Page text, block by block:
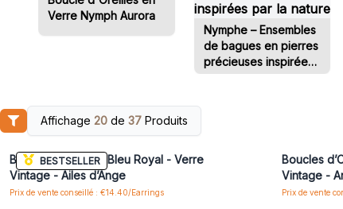
Verre Nymph Aurora
Nymphe – Ensembles
de bagues en pierres
précieuses inspirées
par la nature
Affichage 20de 37Produits
BESTSELLER
Connectez-vous ou inscrivez-vous pour accéder
aux prix de gros
Boucles d’Oreilles Bleu Royal - Verre
Vintage - Ailes d’Ange
Prix de vente conseillé : €14.40/Earrings
Boucles
Vintage -
Prix de vente